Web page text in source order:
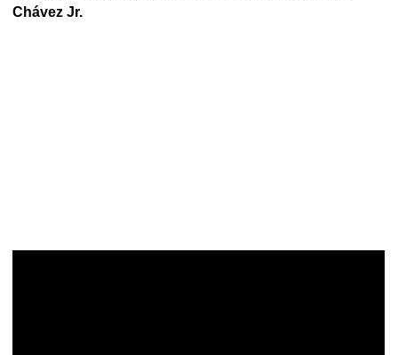
Chávez Jr.